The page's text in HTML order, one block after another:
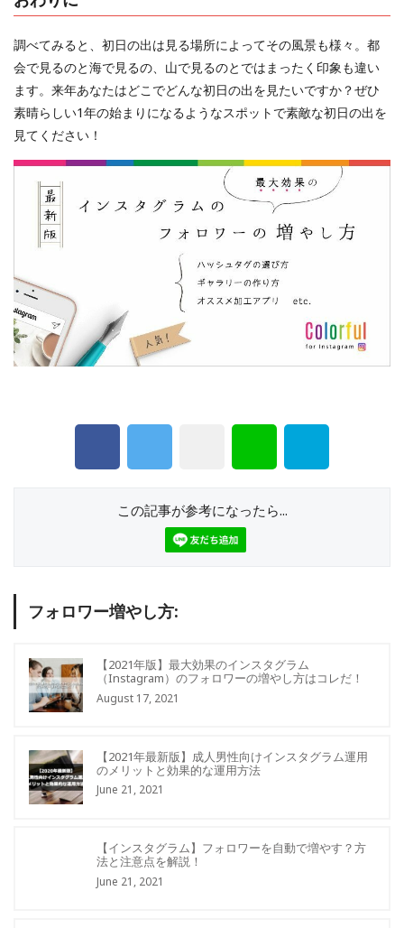
調べてみると、初日の出は見る場所によってその風景も様々。都
会で見るのと海で見るの、山で見るのとではまったく印象も違い
ます。来年あなたはどこでどんな初日の出を見たいですか？ぜひ
素晴らしい1年の始まりになるようなスポットで素敵な初日の出を
見てください！
この記事が参考になったら...
フォロワー増やし方:
【2021年版】最大効果のインスタグラム
（Instagram）のフォロワーの増やし方はコレだ！
August 17, 2021
【2021年最新版】成人男性向けインスタグラム運用
のメリットと効果的な運用方法
June 21, 2021
【インスタグラム】フォロワーを自動で増やす？方
法と注意点を解説！
June 21, 2021